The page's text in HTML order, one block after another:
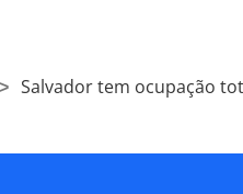
Salvador tem ocupação